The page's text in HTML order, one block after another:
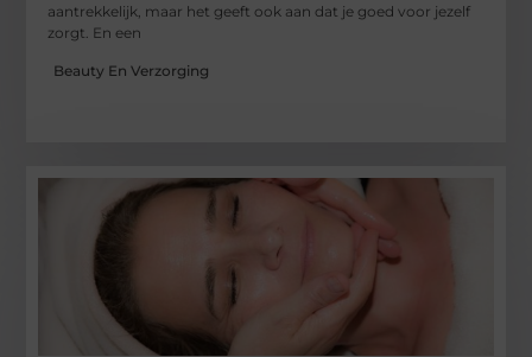
aantrekkelijk, maar het geeft ook aan dat je goed voor jezelf
zorgt. En een
Beauty En Verzorging